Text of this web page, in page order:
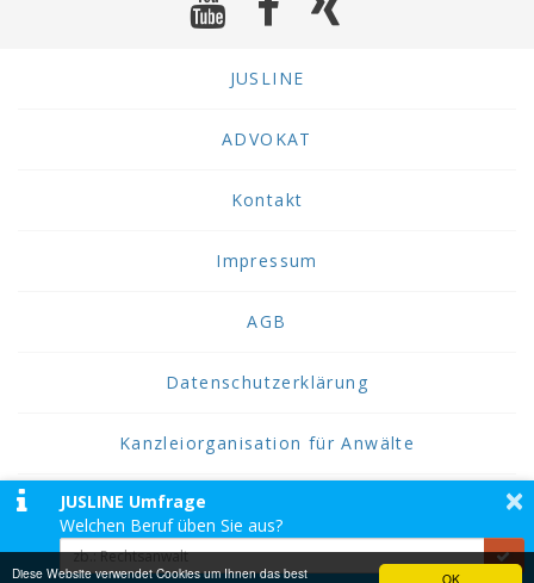
OK
Diese Website verwendet Cookies um Ihnen das best
JUSLINE
ADVOKAT
Kontakt
Impressum
AGB
Datenschutzerklärung
Kanzleiorganisation für Anwälte
JUSLINE® ist eine Marke der ADVOKAT
Unternehmensberatung Greiter & Greiter GmbH.
×
JUSLINE Umfrage
Welchen Beruf üben Sie aus?